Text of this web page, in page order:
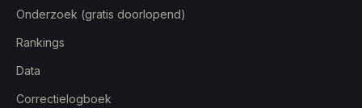
Onderzoek (gratis doorlopend)
Rankings
Data
Correctielogboek